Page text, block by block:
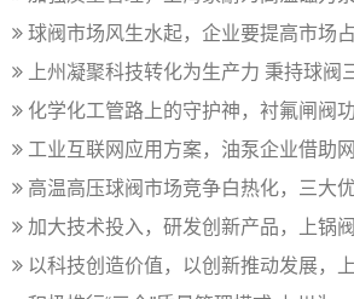
球阀市场风生水起，企业要提高市场
上州凝聚科技转化为生产力 秉持球阀
化学化工管路上的守护神，衬氟闸阀
工业互联网应用方案，油泵企业借助
高温高压球阀市场竞争白热化，三大
加大技术投入，研发创新产品，上锅
以科技创造价值，以创新推动发展，